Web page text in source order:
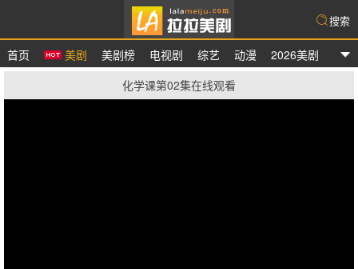
拉拉美剧
首页 美剧 美剧榜 电视剧 综艺 动漫 2026美剧
搜索
化学课第02集在线观看